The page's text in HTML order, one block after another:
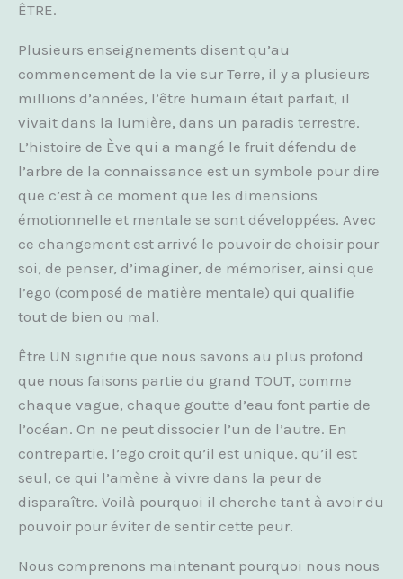
ÊTRE.
Plusieurs enseignements disent qu’au
commencement de la vie sur Terre, il y a plusieurs
millions d’années, l’être humain était parfait, il
vivait dans la lumière, dans un paradis terrestre.
L’histoire de Ève qui a mangé le fruit défendu de
l’arbre de la connaissance est un symbole pour dire
que c’est à ce moment que les dimensions
émotionnelle et mentale se sont développées. Avec
ce changement est arrivé le pouvoir de choisir pour
soi, de penser, d’imaginer, de mémoriser, ainsi que
l’ego (composé de matière mentale) qui qualifie
tout de bien ou mal.
Être UN signifie que nous savons au plus profond
que nous faisons partie du grand TOUT, comme
chaque vague, chaque goutte d’eau font partie de
l’océan. On ne peut dissocier l’un de l’autre. En
contrepartie, l’ego croit qu’il est unique, qu’il est
seul, ce qui l’amène à vivre dans la peur de
disparaître. Voilà pourquoi il cherche tant à avoir du
pouvoir pour éviter de sentir cette peur.
Nous comprenons maintenant pourquoi nous nous